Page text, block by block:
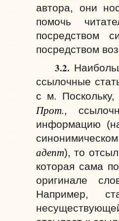
автора, они
помочь
посредством
посредством
3.2.
ссылочные
с м.
Прот.,
информацию
адепт), то
которая сама
оригинале
Например,